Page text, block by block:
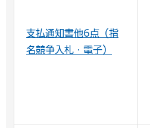
支払通知書他6点（指
名競争入札・電子）